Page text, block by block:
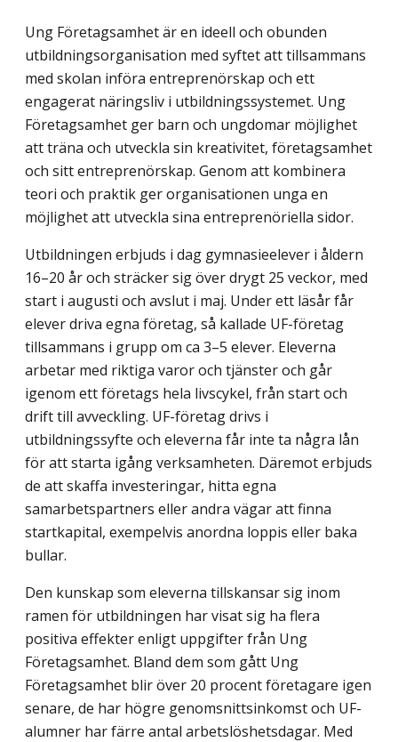
Ung Företagsamhet är en ideell och obunden
utbildningsorganisation med syftet att tillsammans
med skolan införa entreprenörskap och ett
engagerat näringsliv i utbildningssystemet. Ung
Företagsamhet ger barn och ungdomar möjlighet
att träna och utveckla sin kreativitet, företagsamhet
och sitt entreprenörskap. Genom att kombinera
teori och praktik ger organisationen unga en
möjlighet att utveckla sina entreprenöriella sidor.
Utbildningen erbjuds i dag gymnasieelever i åldern
16–20 år och sträcker sig över drygt 25 veckor, med
start i augusti och avslut i maj. Under ett läsår får
elever driva egna företag, så kallade UF-företag
tillsammans i grupp om ca 3–5 elever. Eleverna
arbetar med riktiga varor och tjänster och går
igenom ett företags hela livscykel, från start och
drift till avveckling. UF-företag drivs i
utbildningssyfte och eleverna får inte ta några lån
för att starta igång verksamheten. Däremot erbjuds
de att skaffa investeringar, hitta egna
samarbetspartners eller andra vägar att finna
startkapital, exempelvis anordna loppis eller baka
bullar.
Den kunskap som eleverna tillskansar sig inom
ramen för utbildningen har visat sig ha flera
positiva effekter enligt uppgifter från Ung
Företagsamhet. Bland dem som gått Ung
Företagsamhet blir över 20 procent företagare igen
senare, de har högre genomsnittsinkomst och UF-
alumner har färre antal arbetslöshetsdagar. Med